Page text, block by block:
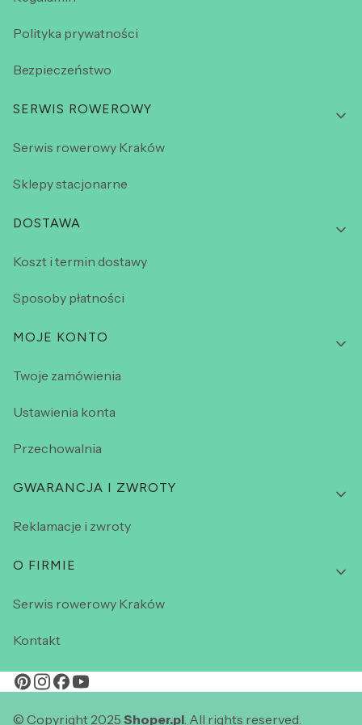
Polityka prywatności
Bezpieczeństwo
SERWIS ROWEROWY
Serwis rowerowy Kraków
Sklepy stacjonarne
DOSTAWA
Koszt i termin dostawy
Sposoby płatności
MOJE KONTO
Twoje zamówienia
Ustawienia konta
Przechowalnia
GWARANCJA I ZWROTY
Reklamacje i zwroty
O FIRMIE
Serwis rowerowy Kraków
Kontakt
© Copyright 2025 Shoper.pl. All rights reserved.